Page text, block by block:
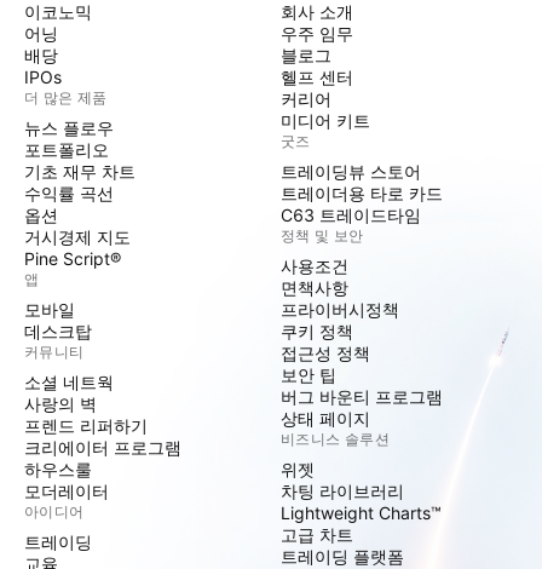
이코노믹
어닝
배당
IPOs
더 많은 제품
뉴스 플로우
포트폴리오
기초 재무 차트
수익률 곡선
옵션
거시경제 지도
Pine Script®
앱
모바일
데스크탑
커뮤니티
소셜 네트웍
사랑의 벽
프렌드 리퍼하기
크리에이터 프로그램
하우스룰
모더레이터
아이디어
트레이딩
교육
회사 소개
우주 임무
블로그
헬프 센터
커리어
미디어 키트
굿즈
트레이딩뷰 스토어
트레이더용 타로 카드
C63 트레이드타임
정책 및 보안
사용조건
면책사항
프라이버시정책
쿠키 정책
접근성 정책
보안 팁
버그 바운티 프로그램
상태 페이지
비즈니스 솔루션
위젯
차팅 라이브러리
Lightweight Charts™
고급 차트
트레이딩 플랫폼